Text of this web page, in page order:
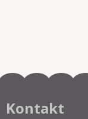
Kontakt